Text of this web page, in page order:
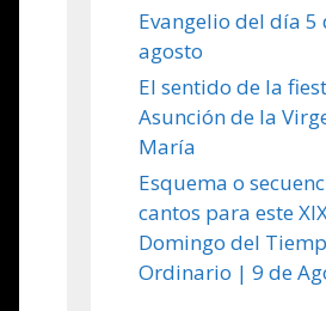
Evangelio del día 5
agosto
El sentido de la
Asunción de la
María
Esquema o
cantos para este
Domingo del
Ordinario | 9 de